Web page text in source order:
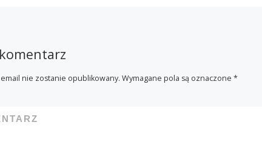
nie zostanie opublikowany. Wymagane pola są oznaczone *